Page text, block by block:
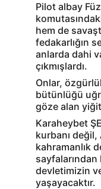
Pilot albay
hem de
fedakarlığın
anlarda dahi
çıkmışlardı.
Onlar,
bütünlüğü
göze alan
Karaheybet
kurbanı değil,
kahramanlık
sayfalarından
devletimizin
yaşayacaktır.